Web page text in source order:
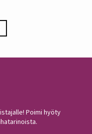
ja 1931 kuvauksia,
Poimi hyöty